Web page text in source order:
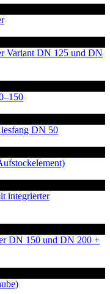
Variant DN 125 und DN
DN 50
integrierter
DN 150 und DN 200 +